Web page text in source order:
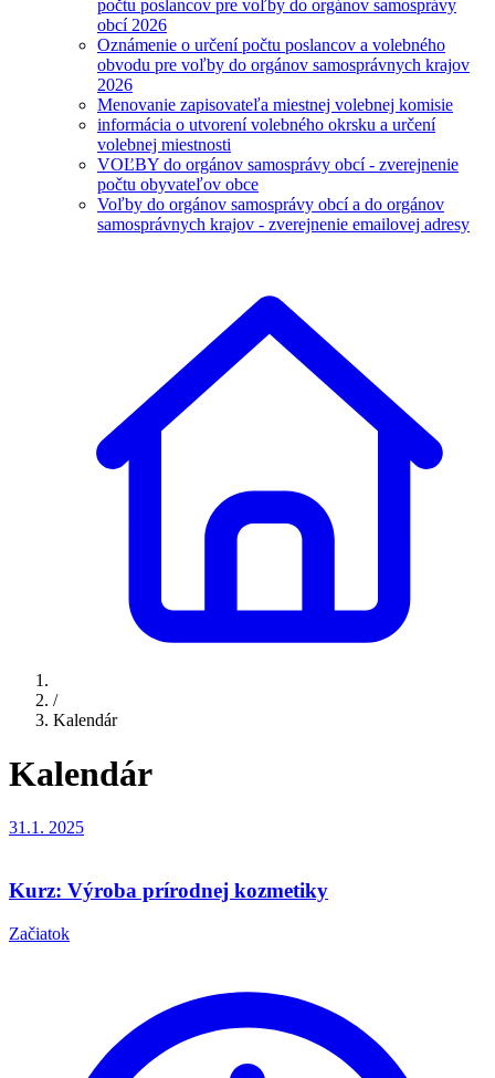
počtu poslancov pre voľby do orgánov samosprávy
obcí 2026
Oznámenie o určení počtu poslancov a volebného
obvodu pre voľby do orgánov samosprávnych krajov
2026
Menovanie zapisovateľa miestnej volebnej komisie
informácia o utvorení volebného okrsku a určení
volebnej miestnosti
VOĽBY do orgánov samosprávy obcí - zverejnenie
počtu obyvateľov obce
Voľby do orgánov samosprávy obcí a do orgánov
samosprávnych krajov - zverejnenie emailovej adresy
/
Kalendár
Kalendár
31.1. 2025
Kurz: Výroba prírodnej kozmetiky
Začiatok